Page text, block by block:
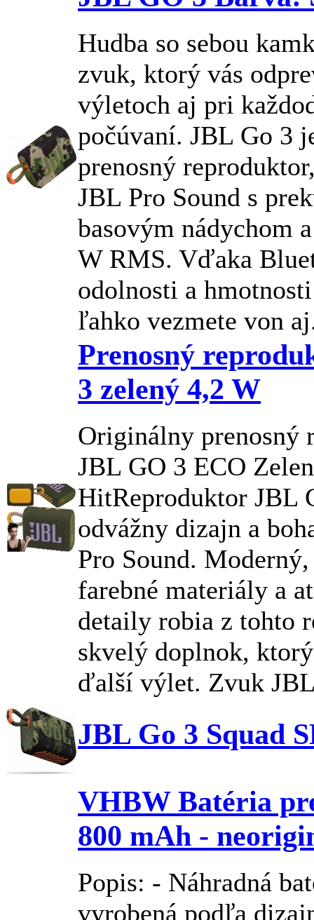
Hudba so sebou
zvuk, ktorý vás
výletoch aj pri
počúvaní. JBL Go 3
prenosný
JBL Pro Sound s
basovým nádychom
W RMS. Vďaka
odolnosti a
ľahko vezmete von
Prenosný
3 zelený 4,2 W
Originálny prenosný
JBL GO 3 ECO
HitReproduktor JBL
odvážny dizajn a
Pro Sound.
farebné materiály a
detaily robia z tohto
skvelý doplnok,
ďalší výlet. Zvuk JBL
JBL Go 3 Squad
VHBW Batéria
800 mAh -
Popis: - Náhradná
vyrobená podľa